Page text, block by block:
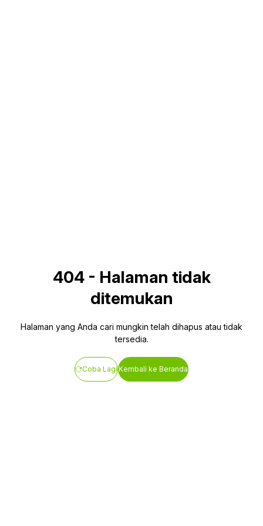
404- Halaman tidak
ditemukan
Halaman yang Anda cari mungkin telah dihapus atau tidak
tersedia.
Coba LagiKembali ke Beranda